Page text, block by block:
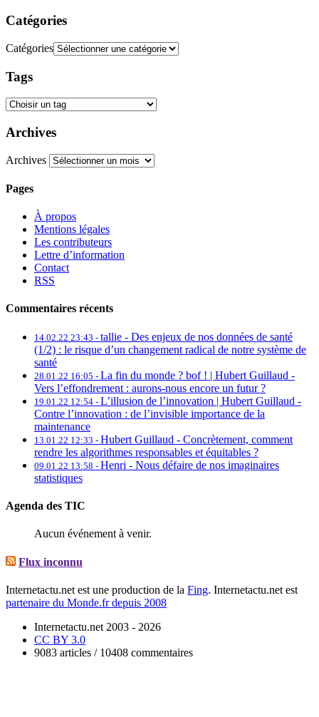
Catégories
Catégories
Tags
Archives
Archives
Pages
À propos
Mentions légales
Les contributeurs
Lettre d’information
Contact
RSS
Commentaires récents
14.02.22 23:43 - tallie - Des enjeux de nos données de santé
(1/2) : le risque d’un changement radical de notre système de
santé
28.01.22 16:05 - La fin du monde ? bof ! | Hubert Guillaud -
Vers l’effondrement : aurons-nous encore un futur ?
19.01.22 12:54 - L’illusion de l’innovation | Hubert Guillaud -
Contre l’innovation : de l’invisible importance de la
maintenance
13.01.22 12:33 - Hubert Guillaud - Concrètement, comment
rendre les algorithmes responsables et équitables ?
09.01.22 13:58 - Henri - Nous défaire de nos imaginaires
statistiques
Agenda des TIC
Aucun événement à venir.
Flux inconnu
Internetactu.net est une production de la Fing. Internetactu.net est
partenaire du Monde.fr depuis 2008
Internetactu.net 2003 - 2026
CC BY 3.0
9083 articles / 10408 commentaires